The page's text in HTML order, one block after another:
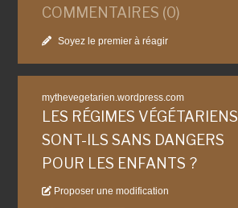
COMMENTAIRES (0)
Soyez le premier à réagir
mythevegetarien.wordpress.com
LES RÉGIMES VÉGÉTARIENS
SONT-ILS SANS DANGERS
POUR LES ENFANTS ?
Proposer une modification